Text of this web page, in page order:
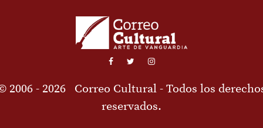
2006 - 2026 Correo Cultural - Todos los
reservados.